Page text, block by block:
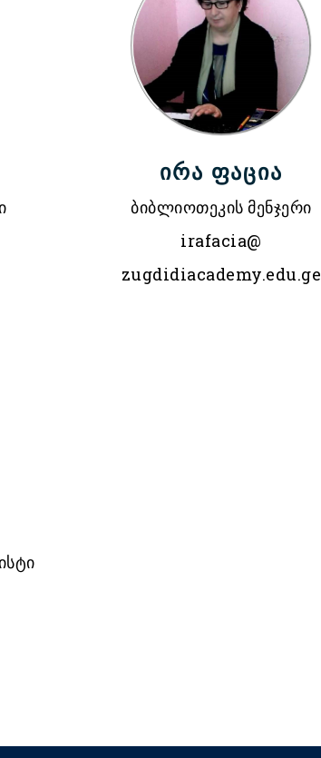
ირა ფაცია
ბიბლიოთეკის მენჯერი
irafacia@
zugdidiacademy.edu.ge